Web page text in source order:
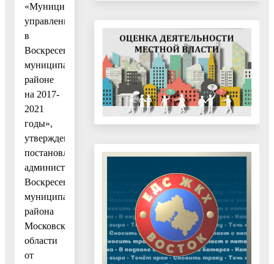
«Муниципальное
управление
в
Воскресенском
муниципальном
районе
на 2017-
2021
годы»,
утвержденную
постановлением
администрации
Воскресенского
муниципального
района
Московской
области
от